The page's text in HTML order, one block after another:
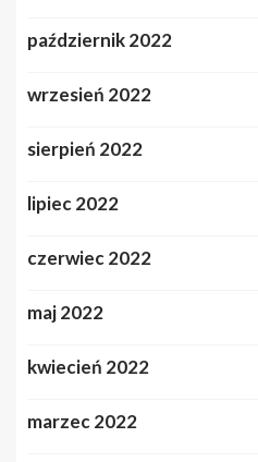
październik 2022
wrzesień 2022
sierpień 2022
lipiec 2022
czerwiec 2022
maj 2022
kwiecień 2022
marzec 2022